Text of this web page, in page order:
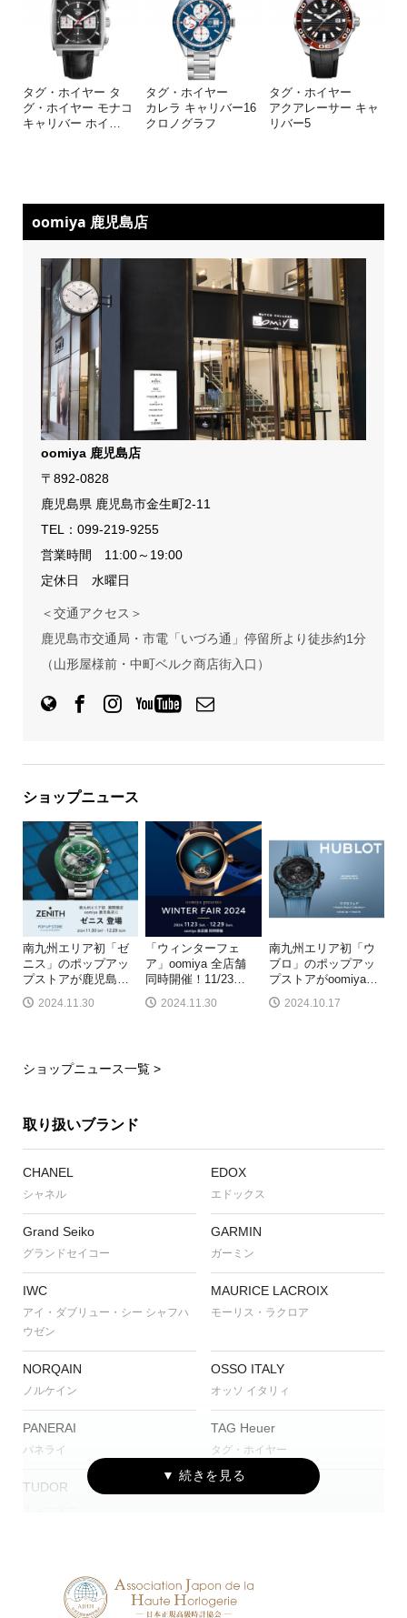
タグ・ホイヤー タ
グ・ホイヤー モナコ
キャリバー ホイ
タグ・ホイヤー
カレラ キャリバー16
クロノグラフ
タグ・ホイヤー
アクアレーサー キャ
リバー5
oomiya 鹿児島店
oomiya 鹿児島店
〒892-0828
鹿児島県 鹿児島市金生町2-11
TEL： 099-219-9255
営業時間 11:00～19:00
定休日 水曜日
＜交通アクセス＞
鹿児島市交通局・市電「いづろ通」停留所より徒歩約1分
（山形屋様前・中町ベルク商店街入口）
ショップニュース
南九州エリア初「ゼ
ニス」のポップアッ
プストアが鹿児島…
2024.11.30
「ウィンターフェ
ア」oomiya 全店舗
同時開催！11/23…
2024.11.30
南九州エリア初「ウ
ブロ」のポップアッ
プストアがoomiya…
2024.10.17
ショップニュース一覧 >
取り扱いブランド
CHANEL
シャネル
EDOX
エドックス
Grand Seiko
グランドセイコー
GARMIN
ガーミン
IWC
アイ・ダブリュー・シー シャフハ
ウゼン
MAURICE LACROIX
モーリス・ラクロア
NORQAIN
ノルケイン
OSSO ITALY
オッソ イタリィ
PANERAI
パネライ
TAG Heuer
タグ・ホイヤー
TUDOR